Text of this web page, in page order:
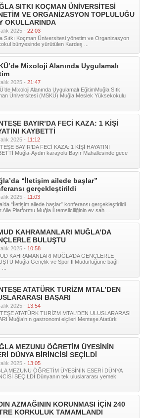
SITKI KOÇMAN ÜNİVERSİTESİ
VE ORGANİZASYON TOPLULUĞU
OKULLARINDA
2025 - 22:03
Sıtkı Koçman Üniversitesi yönetim ve Organizasyon
bünyesinde yürütülen Kardeş ...
Mixoloji Alanında Uygulamalı
2025 - 21:47
Mixoloji Alanında Uygulamalı EğitimMuğla Sıtkı
Üniversitesi (MSKÜ) Muğla Meslek Yüksekokulu
BAYIR’DA FECİ KAZA: 1 KİŞİ
KAYBETTİ
2025 - 11:12
BAYIR'DA FECİ KAZA: 1 KİŞİ HAYATINI
Muğla-Aydın karayolu Bayır Mahallesinde gece
“İletişim ailede başlar”
gerçekleştirildi
2025 - 11:03
“İletişim ailede başlar” konferansı gerçekleştirildi
Aile Platformu Muğla il temsilciliğinin ev sah ...
KAHRAMANLARI MUĞLA’DA
BULUŞTU
2025 - 10:58
KAHRAMANLARI MUĞLA’DA GENÇLERLE
Muğla Gençlik ve Spor İl Müdürlüğüne bağlı
ATATÜRK TURİZM MTAL’DEN
BAŞARI
2025 - 13:54
ATATÜRK TURİZM MTAL'DEN ULUSLARARASI
Muğla’nın gastronomi elçileri Menteşe Atatürk
MEZUNU ÖĞRETİM ÜYESİNİN
DÜNYA BİRİNCİSİ SEÇİLDİ
2025 - 13:05
MEZUNU ÖĞRETİM ÜYESİNİN ESERİ DÜNYA
SEÇİLDİ Dünyanın tek uluslararası yemek
AZMAĞININ KORUNMASI İÇİN 240
KORKULUK TAMAMLANDI